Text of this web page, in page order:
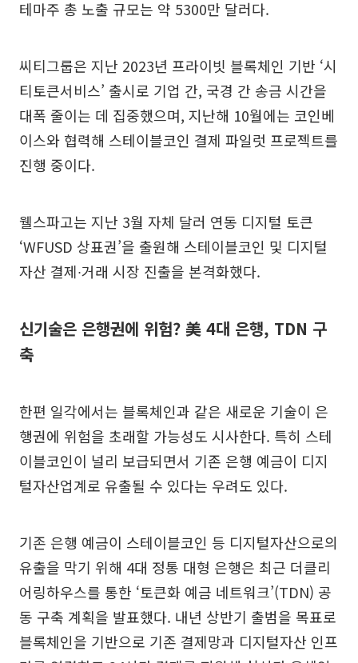
테마주 총 노출 규모는 약 5300만 달러다.
씨티그룹은 지난 2023년 프라이빗 블록체인 기반 ‘시
티토큰서비스’ 출시로 기업 간, 국경 간 송금 시간을
대폭 줄이는 데 집중했으며, 지난해 10월에는 코인베
이스와 협력해 스테이블코인 결제 파일럿 프로젝트를
진행 중이다.
웰스파고는 지난 3월 자체 달러 연동 디지털 토큰
‘WFUSD 상표권’을 출원해 스테이블코인 및 디지털
자산 결제∙거래 시장 진출을 본격화했다.
신기술은 은행권에 위험? 美 4대 은행, TDN 구
축
한편 일각에서는 블록체인과 같은 새로운 기술이 은
행권에 위험을 초래할 가능성도 시사한다. 특히 스테
이블코인이 널리 보급되면서 기존 은행 예금이 디지
털자산업계로 유출될 수 있다는 우려도 있다.
기존 은행 예금이 스테이블코인 등 디지털자산으로의
유출을 막기 위해 4대 정통 대형 은행은 최근 더클리
어링하우스를 통한 ‘토큰화 예금 네트워크’(TDN) 공
동 구축 계획을 발표했다. 내년 상반기 출범을 목표로
블록체인을 기반으로 기존 결제망과 디지털자산 인프